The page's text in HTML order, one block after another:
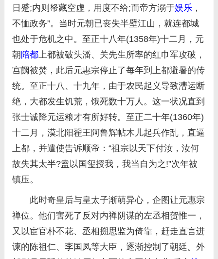
日蹙;内则帑藏空虚，用度不给;而帝方溺于娱乐 ，
不恤政务”。当时元朝已丧失半壁江山，就连都城
也处于危机之中。至正十八年(1358年)十二月，元
朝 陪都上都被破头潘、关先生所率的红巾军攻破，
宫阙被焚，此后元惠宗停止了每年到上都避暑的传
统。至正十八、十九年，由于农民起义导致漕运断
绝，大都发生饥荒，饿死数十万人。这一状况直到
张士诚降元运粮才有所好转。至正二十年(1360年)
十二月，漠北阳翟王阿鲁辉帖木儿起兵作乱，直逼
上都，并遣使告诉顺帝：“祖宗以天下付汝，汝何
故失其太半?盍以国玺授我，我当自为之!”次年被
镇压。
此时奇皇后与皇太子渐萌异心，企图让元惠宗
禅位。他们害死了反对内禅阴谋的左丞相贺惟一，
又以宦官朴不花、丞相搠思监为倚靠，赶走直言进
谏的陈祖仁、李国凤等大臣，逐渐控制了朝廷。外